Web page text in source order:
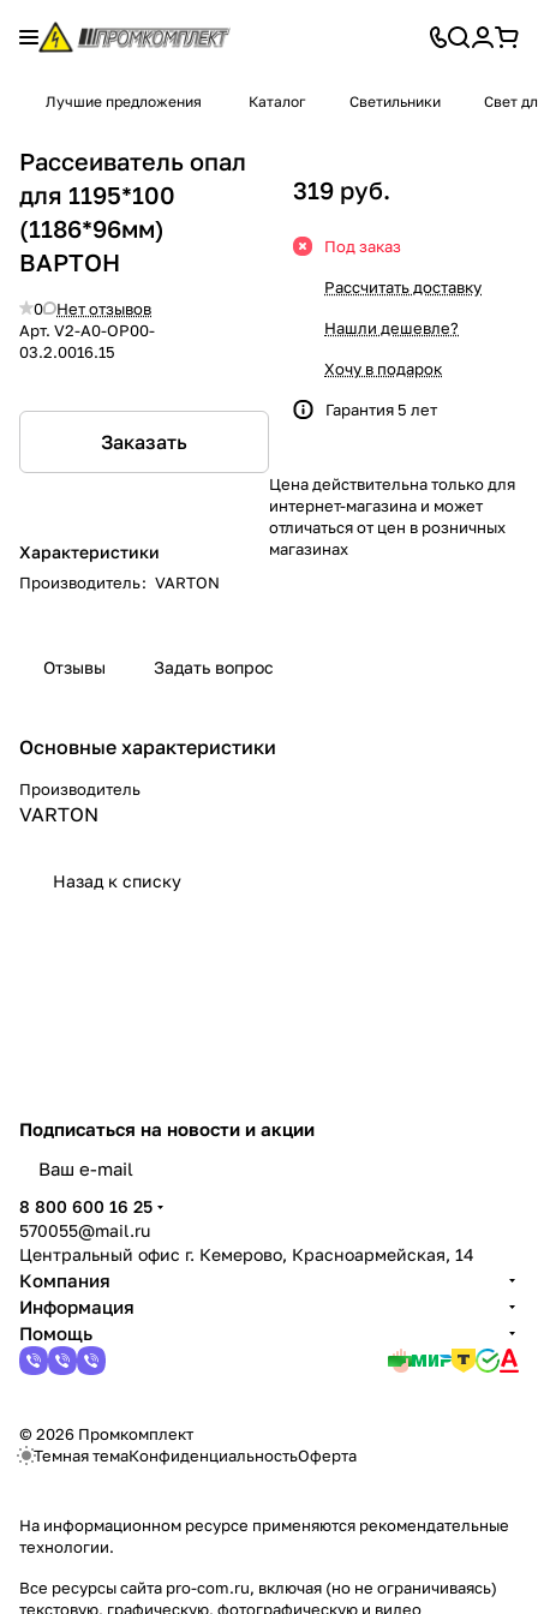
Лучшие предложения Каталог Светильники Свет
Рассеиватель опал
для 1195*100
(1186*96мм)
ВАРТОН
0
Нет отзывов
Арт. V2-A0-OP00-
03.2.0016.15
Заказать
Характеристики
Производитель: VARTON
319 руб.
Под заказ
Рассчитать доставку
Нашли дешевле?
Хочу в подарок
Гарантия 5 лет
Цена действительна только для
интернет-магазина и может
отличаться от цен в розничных
магазинах
Отзывы Задать вопрос
Основные характеристики
Производитель
VARTON
Назад к списку
Подписаться на новости и акции
8 800 600 16 25
570055@mail.ru
Центральный офис г. Кемерово, Красноармейская, 14
Компания
Информация
Помощь
© 2026 Промкомплект
Темная темаКонфиденциальностьОферта
На информационном ресурсе применяются рекомендательные
технологии.
Все ресурсы сайта pro-com.ru, включая (но не ограничиваясь)
текстовую, графическую, фотографическую и видео